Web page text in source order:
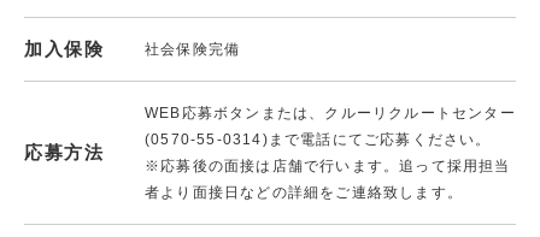
加入保険 社会保険完備
応募方法
WEB応募ボタンまたは、クルーリクルートセンター
(0570-55-0314)まで電話にてご応募ください。
※応募後の面接は店舗で行います。追って採用担当
者より面接日などの詳細をご連絡致します。